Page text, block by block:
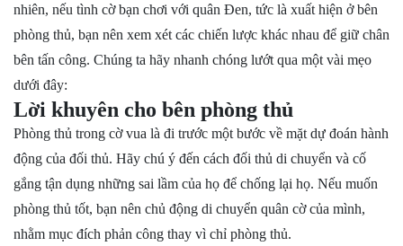
nhiên, nếu tình cờ bạn chơi với quân Đen, tức là xuất hiện ở bên
phòng thủ, bạn nên xem xét các chiến lược khác nhau để giữ chân
bên tấn công. Chúng ta hãy nhanh chóng lướt qua một vài mẹo
dưới đây:
Lời khuyên cho bên phòng thủ
Phòng thủ trong cờ vua là đi trước một bước về mặt dự đoán hành
động của đối thủ. Hãy chú ý đến cách đối thủ di chuyển và cố
gắng tận dụng những sai lầm của họ để chống lại họ. Nếu muốn
phòng thủ tốt, bạn nên chủ động di chuyển quân cờ của mình,
nhằm mục đích phản công thay vì chỉ phòng thủ.